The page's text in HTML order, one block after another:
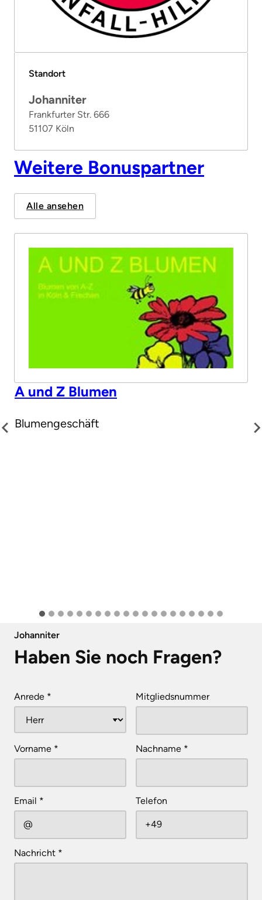
Standort
Johanniter
Frankfurter Str. 666
51107 Köln
Weitere Bonuspartner
Alle ansehen
A und Z Blumen
Blumengeschäft
Johanniter
Haben Sie noch Fragen?
Anrede * Mitgliedsnummer
Vorname * Nachname *
Email * Telefon
Nachricht *